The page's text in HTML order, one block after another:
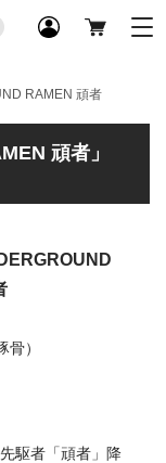
RAMEN 頑者
頑者」
骨）
駆者「頑者」降